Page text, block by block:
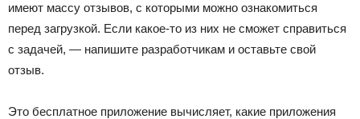
имеют массу отзывов, с которыми можно ознакомиться
перед загрузкой. Если какое-то из них не сможет справиться
с задачей, — напишите разработчикам и оставьте свой
отзыв.
Это бесплатное приложение вычисляет, какие приложения